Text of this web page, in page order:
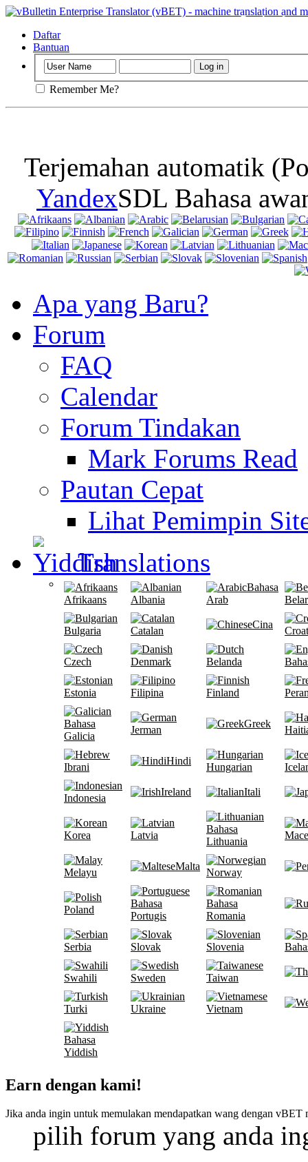
Penting:
Daftar
Bantuan
Remember Me?
Terjemahan automatik
YandexSDL Bahasa
Apa yang Baru?
Forum
FAQ
Calendar
Forum Tindakan
Mark Forums Read
Pautan Cepat
Lihat Pemimpin
Translations
Afrikaans Albania
Bahasa
Arab
Bulgaria Catalan
Cina
Czech Denmark Belanda
Estonia Filipina Finland
Bahasa
Galicia
Jerman
Greek
Ibrani
Hindi
Hungarian
Indonesia
Ireland Itali
Korea Latvia
Bahasa
Lithuania
Melayu
Malta
Norway
Poland
Bahasa
Portugis
Bahasa
Romania
Serbia Slovak Slovenia
Swahili Sweden Taiwan
Turki Ukraine Vietnam
Bahasa
Yiddish
Earn dengan kami!
Jika anda ingin untuk memulakan mendapatkan wang dengan
pilih forum yang anda